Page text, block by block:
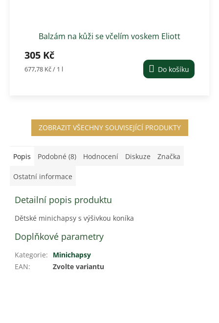
Balzám na kůži se včelím voskem Eliott
305 Kč
Měrná
677,78 Kč / 1 l Do košíku
ZOBRAZIT VŠECHNY SOUVISEJÍCÍ PRODUKTY
Popis Podobné (8) Hodnocení Diskuze Značka
Ostatní informace
Detailní popis produktu
Dětské minichapsy s výšivkou koníka
Doplňkové parametry
Kategorie:
Minichapsy
EAN: Zvolte variantu